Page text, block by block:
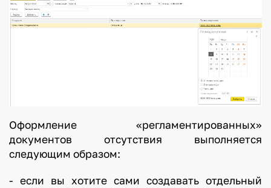
Оформление «регламентированных»
документов отсутствия выполняется
следующим образом:
- если вы хотите сами создавать отдельный